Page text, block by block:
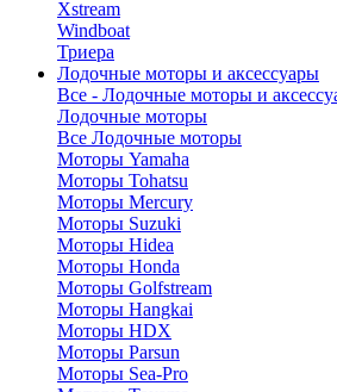
Xstream
Windboat
Триера
Лодочные моторы и аксессуары
Все - Лодочные моторы и
Лодочные моторы
Все Лодочные моторы
Моторы Yamaha
Моторы Tohatsu
Моторы Mercury
Моторы Suzuki
Моторы Hidea
Моторы Honda
Моторы Golfstream
Моторы Hangkai
Моторы HDX
Моторы Parsun
Моторы Sea-Pro